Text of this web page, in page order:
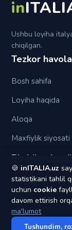
in
Ushbu loyiha
chiqilgan.
Tezkor
Bosh sahifa
Loyiha haqida
Aloqa
Maxfiylik siyosati
Biz bilan
© 2020 - 2026
🍪 inITALIA.uz
statistikani tahlil
uchun cookie
davom ettirish
ma'lumot
Tushundim,